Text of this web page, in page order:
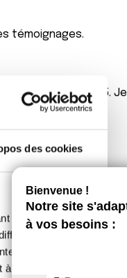
des cookies
des
des
ainsi que de
l'utilisation de
témoignages.
0.04, 0.06 et la 0.15. Je